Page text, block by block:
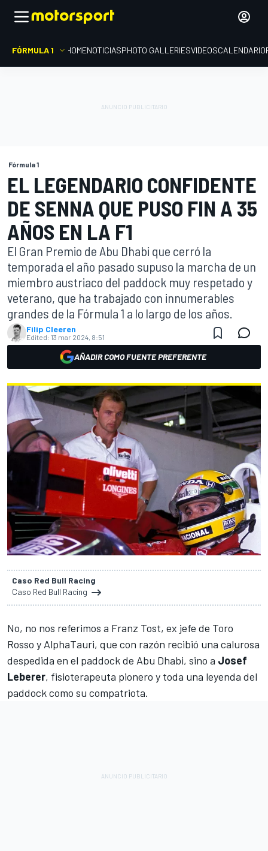
FÓRMULA 1 HOMENOTICIASPHOTO GALLERIESVIDEOSCALENDARIO
Fórmula 1
EL LEGENDARIO CONFIDENTE
DE SENNA QUE PUSO FIN A 35
AÑOS EN LA F1
El Gran Premio de Abu Dhabi que cerró la
temporada el año pasado supuso la marcha de un
miembro austriaco del paddock muy respetado y
veterano, que ha trabajado con innumerables
grandes de la Fórmula 1 a lo largo de los años.
Filip Cleeren
Edited: 13 mar 2024, 8:51
AÑADIR COMO FUENTE PREFERENTE
Caso Red Bull Racing
Caso Red Bull Racing
No, no nos referimos a Franz Tost, ex jefe de Toro
Rosso y AlphaTauri, que con razón recibió una calurosa
despedida en el paddock de Abu Dhabi, sino a Josef
Leberer, fisioterapeuta pionero y toda una leyenda del
paddock como su compatriota.